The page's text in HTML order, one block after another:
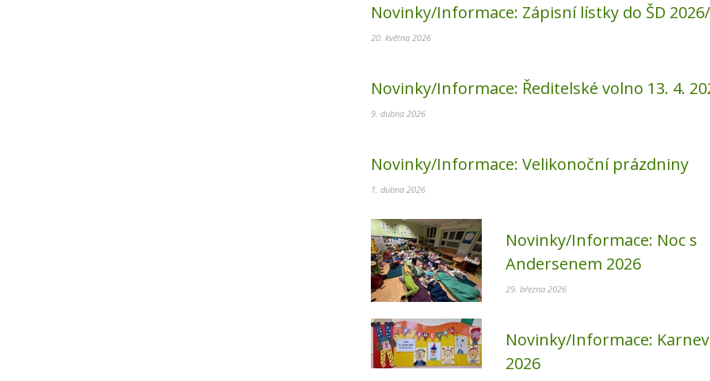
Novinky/Informace: Zápisní lístky do ŠD
20. května 2026
Novinky/Informace: Ředitelské volno 13. 4.
9. dubna 2026
Novinky/Informace: Velikonoční prázdniny
1. dubna 2026
Novinky/Informace: Noc s
Andersenem 2026
29. března 2026
Novinky/Informace:
2026